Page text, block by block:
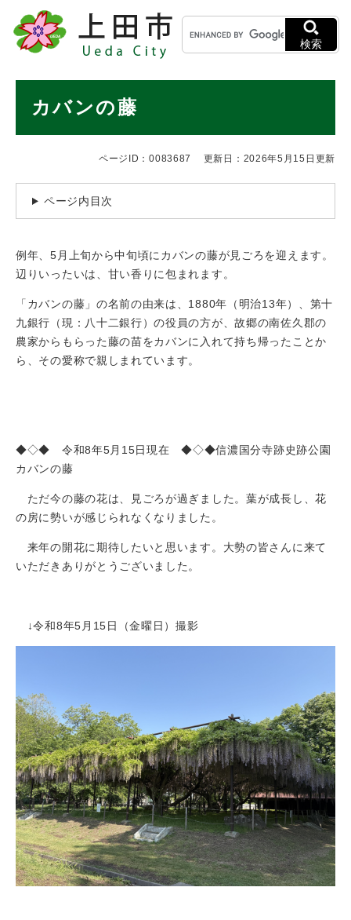
メニューを飛ばして本文へ
キ
ー
ワ
検索
カバンの藤
ページID：0083687 更新日：2026年5月15日更新
ページ内目次
例年、5月上旬から中旬頃にカバンの藤が見ごろを迎えます。
辺りいったいは、甘い香りに包まれます。
「カバンの藤」の名前の由来は、1880年（明治13年）、第十
九銀行（現：八十二銀行）の役員の方が、故郷の南佐久郡の
農家からもらった藤の苗をカバンに入れて持ち帰ったことか
ら、その愛称で親しまれています。
◆◇◆ 令和8年5月15日現在 ◆◇◆信濃国分寺跡史跡公園
カバンの藤
ただ今の藤の花は、見ごろが過ぎました。葉が成長し、花
の房に勢いが感じられなくなりました。
来年の開花に期待したいと思います。大勢の皆さんに来て
いただきありがとうございました。
↓令和8年5月15日（金曜日）撮影